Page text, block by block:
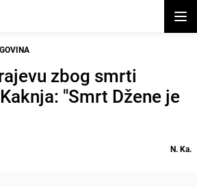
zbog smrti
"Smrt Džene je
N. Ka.